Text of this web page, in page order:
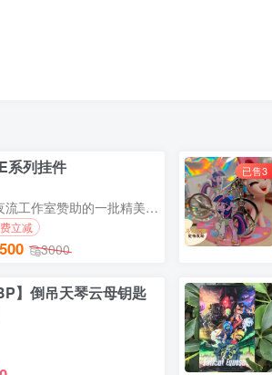
系列挂件
由夜流工作室赞助的一批精美小挂件
立减
3000
已售3
】倒吊天琴云母钥匙